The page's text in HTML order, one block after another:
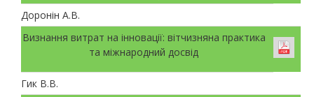
Доронін А.В.
Визнання витрат на інновації: вітчизняна практика
та міжнародний досвід
Гик В.В.